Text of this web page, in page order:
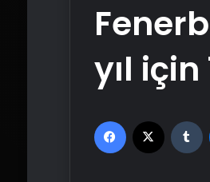
yıl
Facebook